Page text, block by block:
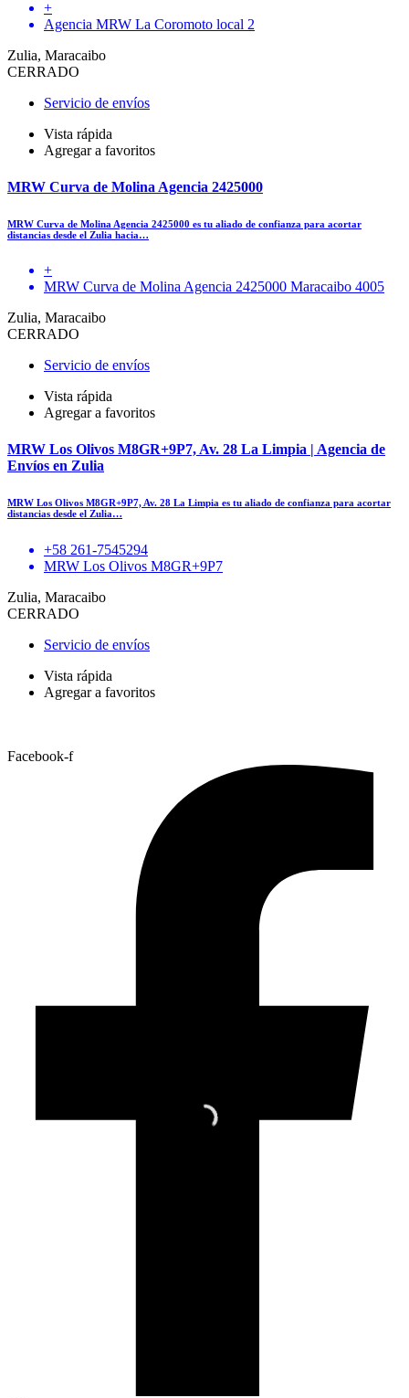
+
Agencia MRW La Coromoto local 2
Zulia, Maracaibo
CERRADO
Servicio de envíos
Vista rápida
Agregar a favoritos
MRW Curva de Molina Agencia 2425000
MRW Curva de Molina Agencia 2425000 es tu aliado de confianza para acortar
distancias desde el Zulia hacia…
+
MRW Curva de Molina Agencia 2425000 Maracaibo 4005
Zulia, Maracaibo
CERRADO
Servicio de envíos
Vista rápida
Agregar a favoritos
MRW Los Olivos M8GR+9P7, Av. 28 La Limpia | Agencia de
Envíos en Zulia
MRW Los Olivos M8GR+9P7, Av. 28 La Limpia es tu aliado de confianza para acortar
distancias desde el Zulia…
+58 261-7545294
MRW Los Olivos M8GR+9P7
Zulia, Maracaibo
CERRADO
Servicio de envíos
Vista rápida
Agregar a favoritos
Facebook-f